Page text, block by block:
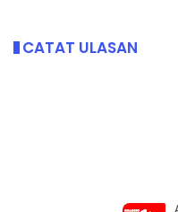
CATAT ULASAN